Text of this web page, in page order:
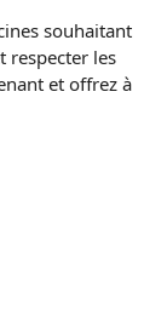
souhaitant
respecter les
et offrez à